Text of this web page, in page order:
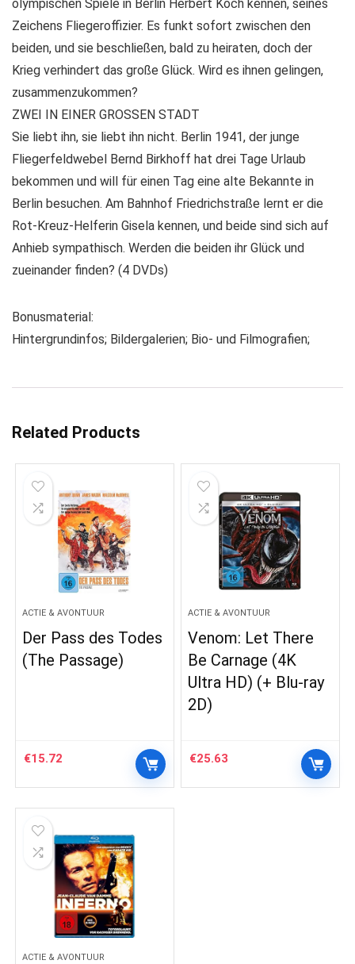
olympischen Spiele in Berlin Herbert Koch kennen, seines
Zeichens Fliegeroffizier. Es funkt sofort zwischen den
beiden, und sie beschließen, bald zu heiraten, doch der
Krieg verhindert das große Glück. Wird es ihnen gelingen,
zusammenzukommen?
ZWEI IN EINER GROSSEN STADT
Sie liebt ihn, sie liebt ihn nicht. Berlin 1941, der junge
Fliegerfeldwebel Bernd Birkhoff hat drei Tage Urlaub
bekommen und will für einen Tag eine alte Bekannte in
Berlin besuchen. Am Bahnhof Friedrichstraße lernt er die
Rot-Kreuz-Helferin Gisela kennen, und beide sind sich auf
Anhieb sympathisch. Werden die beiden ihr Glück und
zueinander finden? (4 DVDs)
Bonusmaterial:
Hintergrundinfos; Bildergalerien; Bio- und Filmografien;
Related Products
ACTIE & AVONTUUR
Der Pass des Todes
(The Passage)
€15.72
ACTIE & AVONTUUR
Venom: Let There
Be Carnage (4K
Ultra HD) (+ Blu-ray
2D)
€25.63
ACTIE & AVONTUUR